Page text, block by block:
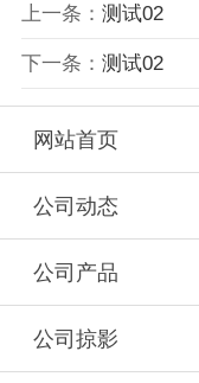
上一条： 测试02
下一条： 测试02
网站首页
公司动态
公司产品
公司掠影